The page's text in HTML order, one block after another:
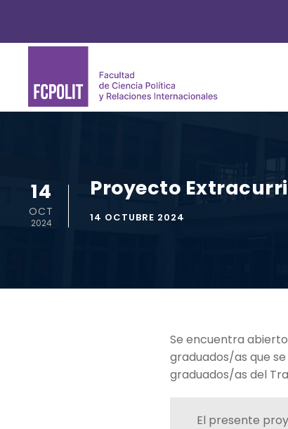
14
OCT
2024
Proyecto
14 OCTUBRE 2024
Se encuentra
graduados/as que
graduados/as del
El presente